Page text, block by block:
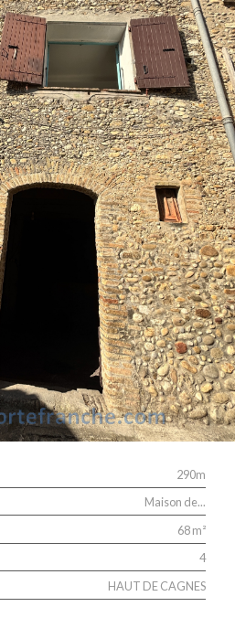
290m
Maison de...
68 m²
4
HAUT DE CAGNES